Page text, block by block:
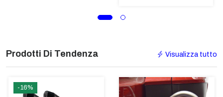
Prodotti Di Tendenza Visualizza tutto
-16%